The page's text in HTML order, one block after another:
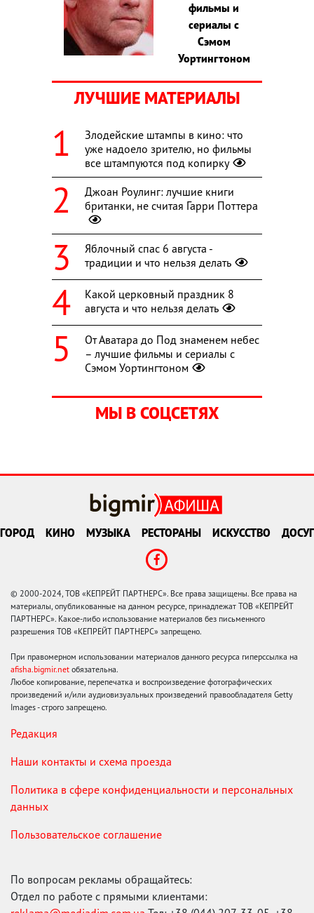
фильмы и
сериалы с
Сэмом
Уортингтоном
ЛУЧШИЕ МАТЕРИАЛЫ
Злодейские штампы в кино: что
уже надоело зрителю, но фильмы
все штампуются под копирку
Джоан Роулинг: лучшие книги
британки, не считая Гарри Поттера
Яблочный спас 6 августа -
традиции и что нельзя делать
Какой церковный праздник 8
августа и что нельзя делать
От Аватара до Под знаменем небес
– лучшие фильмы и сериалы с
Сэмом Уортингтоном
МЫ В СОЦСЕТЯХ
ГОРОД КИНО МУЗЫКА РЕСТОРАНЫ ИСКУССТВО ДОСУГ
© 2000-2024, ТОВ «КЕПРЕЙТ ПАРТНЕРС». Все права защищены. Все права на
материалы, опубликованные на данном ресурсе, принадлежат ТОВ «КЕПРЕЙТ
ПАРТНЕРС». Какое-либо использование материалов без письменного
разрешения ТОВ «КЕПРЕЙТ ПАРТНЕРС» запрещено.
При правомерном использовании материалов данного ресурса гиперссылка на
afisha.bigmir.net обязательна.
Любое копирование, перепечатка и воспроизведение фотографических
произведений и/или аудиовизуальных произведений правообладателя Getty
Images - строго запрещено.
Редакция
Наши контакты и схема проезда
Политика в сфере конфиденциальности и персональных
данных
Пользовательское соглашение
По вопросам рекламы обращайтесь:
Отдел по работе с прямыми клиентами: